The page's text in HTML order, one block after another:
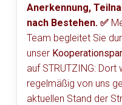
Anerkennung,
nach Bestehen. ✅
Team begleitet Sie
unser
auf STRUTZING:
regelmäßig von uns
aktuellen Stand der